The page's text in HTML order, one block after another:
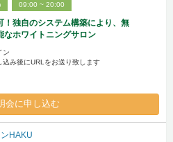
09:00 ~ 20:00
！独自のシステム構築により、無
なホワイトニングサロン
ン
込み後にURLをお送り致します
会に申し込む
HAKU